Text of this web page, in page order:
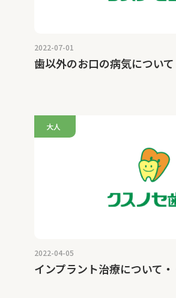
2022-07-01
歯以外のお口の病気につい
大人
2022-04-05
インプラント治療について